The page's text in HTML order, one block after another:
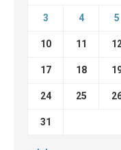
3 4 5
10 11
17 18
24 25
31